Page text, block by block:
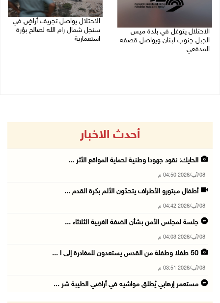
الاحتلال يتوغل في بلدة ميس
الجبل جنوب لبنان ويواصل قصفه
المدفعي
الاحتلال يواصل تجريف أراضٍ في
سنجل شمال رام الله لصالح بؤرة
استعمارية
أحدث الاخبار
الحايك: نقود جهودا وطنية لحماية المواقع الأثر ...
08/آب/2026 04:50 م
أطفال مبتورو الأطراف يتحدّون الألم بكرة القدم ...
08/آب/2026 04:42 م
جلسة لمجلس الأمن بشأن الضفة الغربية الثلاثاء ...
08/آب/2026 04:03 م
50 طفلا وطفلة من القدس يستعدون للمغادرة إلى ا ...
08/آب/2026 03:51 م
مستعمر إرهابي يُطلق مواشيه في أراضي الطيبة شر ...